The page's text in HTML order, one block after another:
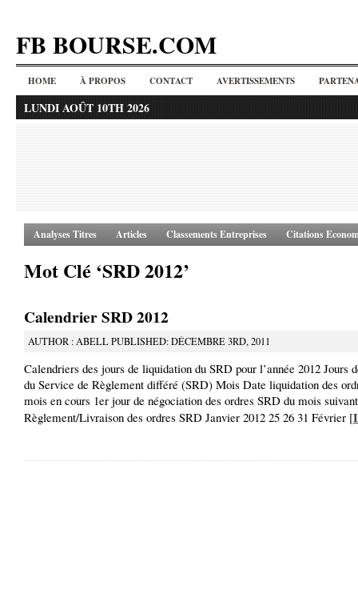
FB BOURSE.COM
HOME À PROPOS CONTACT AVERTISSEMENTS
LUNDI AOÛT 10TH 2026
Analyses Titres Articles Classements Entreprises Citations
Mot Clé ‘SRD 2012’
Calendrier SRD 2012
AUTHOR : ABELL PUBLISHED: DÉCEMBRE 3RD, 2011
Calendriers des jours de liquidation du SRD pour l’année 2012 Jours
du Service de Règlement différé (SRD) Mois Date liquidation des
mois en cours 1er jour de négociation des ordres SRD du mois suivant
Règlement/Livraison des ordres SRD Janvier 2012 25 26 31 Février [